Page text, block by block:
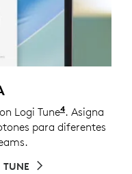
Logi Tune4Para
. Asigna
para diferentes
TUNE